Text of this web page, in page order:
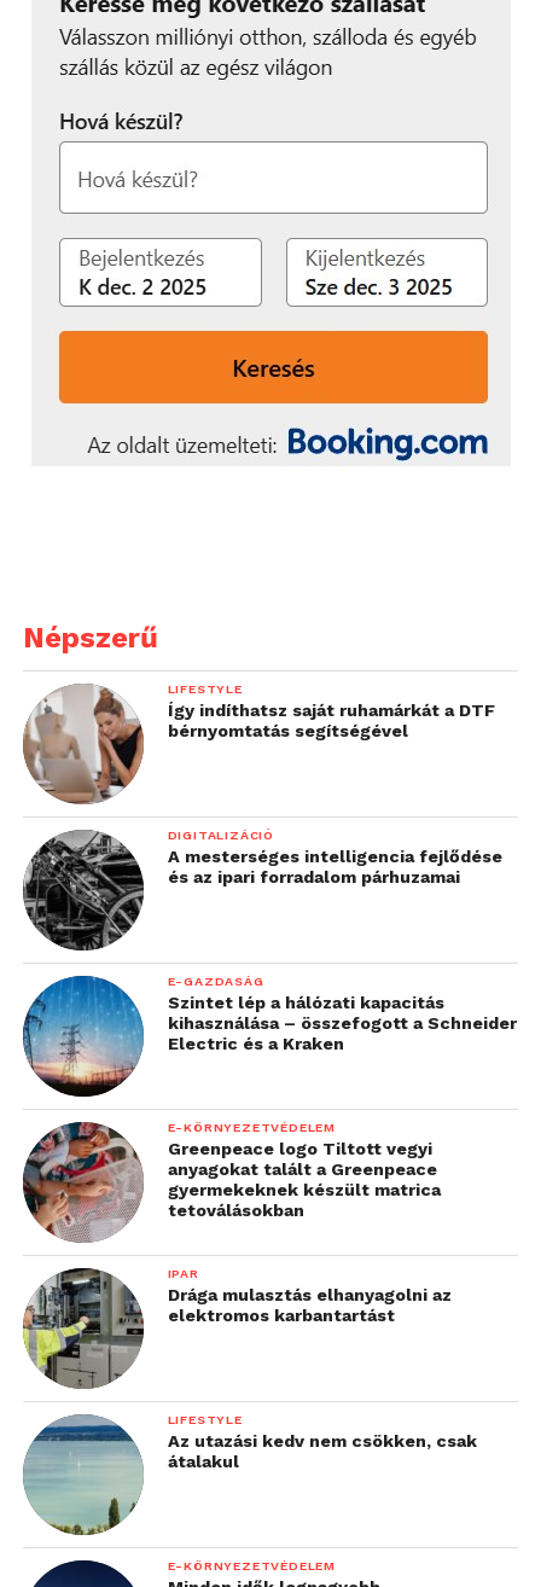
kiszélesítéséhez”.
így fogalmazott:
“Nagy izgalommal tölt el
bennünket, hogy részt
vehetünk a Vodafone
#CodeLikeAGirl
elnevezésű
kezdeményezésének
megvalósításában. A
STEM pályákra több lányt
segítségével meg tudjuk
valósítani azon
küldetésünket, hogy
segítsünk a technológiai
területen dolgozó lányok
számának növelését. Az
igazi együttműködésen
alapuló, a diverzitás
növelését célzó
kezdeményezések a
leghatékonyabbak a
vállalatok és a
közösségek körében,
azon cél elérése
érdekében, hogy a
technológia területén
javítsuk a nemek közötti
egyensúlyt. Ilyen
kezdeményezések
például. a #CodeLikeAGirl
és a #
CFG2020
kampány
is, amelynek célja, hogy
2020 végére 20 ezer nőt
tanítson meg ingyenesen
Népszerű
LIFESTYLE
Így indíthatsz saját ruhamárkát a DTF
bérnyomtatás segítségével
DIGITALIZÁCIÓ
A mesterséges intelligencia fejlődése
és az ipari forradalom párhuzamai
E-GAZDASÁG
Szintet lép a hálózati kapacitás
kihasználása – összefogott a Schneider
Electric és a Kraken
E-KÖRNYEZETVÉDELEM
Greenpeace logo Tiltott vegyi
anyagokat talált a Greenpeace
gyermekeknek készült matrica
tetoválásokban
IPAR
Drága mulasztás elhanyagolni az
elektromos karbantartást
LIFESTYLE
Az utazási kedv nem csökken, csak
átalakul
E-KÖRNYEZETVÉDELEM